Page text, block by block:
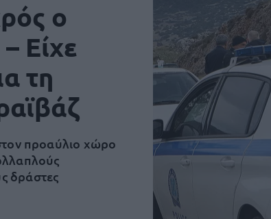
ο
Είχε
τη
προαύλιο χώρο
δράστες